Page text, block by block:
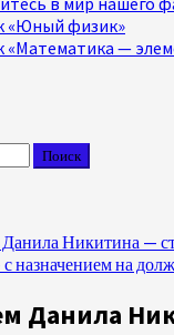
«Юный физик»
«Математика —
Никитина —
на
Данила